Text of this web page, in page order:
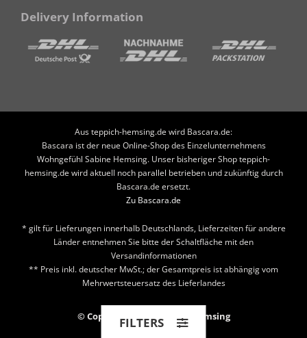
Delivery Information
Aus teppich-hemsing.de wird Bascara.de:
Bascara ist der neue Online-Shop des Einzelunternehmens
Wohngefühl Sabine Hemsing. Unser bisheriger Shop teppich-
hemsing.de wird aktuell noch parallel betrieben und zukünftig durch
Bascara.de ersetzt.
Zu Bascara.de
* gilt für Lieferungen innerhalb Deutschlands, Lieferzeiten für andere
Länder entnehmen Sie bitte der Schaltfläche mit den
Versandinformationen
** Preis inkl. deutscher MwSt.; der Gesamtpreis ist abhängig vom
Mehrwertsteuersatz des Lieferlandes
© Copyright 2026 Teppich Hemsing
FILTERS